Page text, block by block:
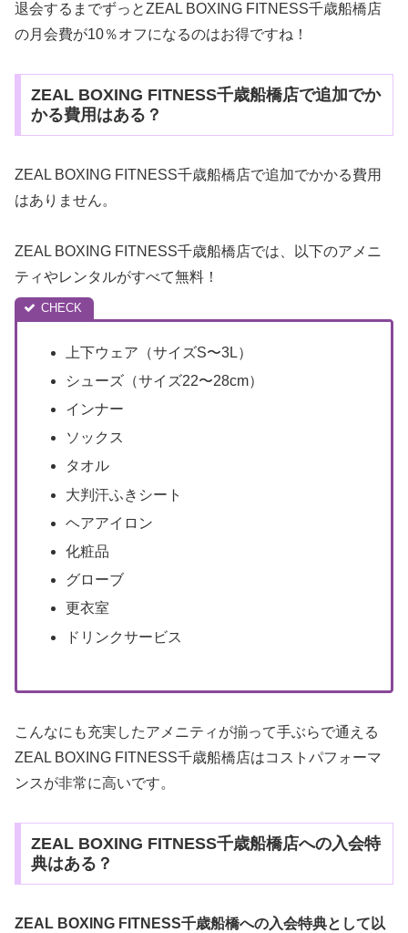
退会するまでずっとZEAL BOXING FITNESS千歳船橋店
の月会費が10％オフになるのはお得ですね！
ZEAL BOXING FITNESS千歳船橋店で追加でか
かる費用はある？
ZEAL BOXING FITNESS千歳船橋店で追加でかかる費用
はありません。
ZEAL BOXING FITNESS千歳船橋店では、以下のアメニ
ティやレンタルがすべて無料！
上下ウェア（サイズS〜3L）
シューズ（サイズ22〜28cm）
インナー
ソックス
タオル
大判汗ふきシート
ヘアアイロン
化粧品
グローブ
更衣室
ドリンクサービス
こんなにも充実したアメニティが揃って手ぶらで通える
ZEAL BOXING FITNESS千歳船橋店はコストパフォーマ
ンスが非常に高いです。
ZEAL BOXING FITNESS千歳船橋店への入会特
典はある？
ZEAL BOXING FITNESS千歳船橋への入会特典として以